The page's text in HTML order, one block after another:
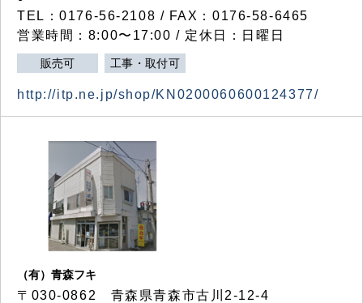
TEL：0176-56-2108 / FAX：0176-58-6465
営業時間：8:00〜17:00 / 定休日：日曜日
販売可 工事・取付可
http://itp.ne.jp/shop/KN0200060600124377/
（有）青森フキ
〒030-0862 青森県青森市古川2-12-4